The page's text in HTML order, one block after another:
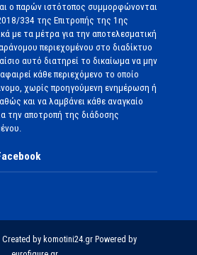
ο παρών ιστότοπος συμμορφώνονται
334 της Επιτροπής της 1ης
με τα μέτρα για την αποτελεσματική
περιεχομένου στο διαδίκτυο
αυτό διατηρεί το δικαίωμα να μην
κάθε περιεχόμενο το οποίο
χωρίς προηγούμενη ενημέρωση ή
και να λαμβάνει κάθε αναγκαίο
την αποτροπή της διάδοσης
by komotini24.gr Powered by